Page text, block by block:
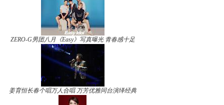
ZERO-G男团八月《Easy》写真曝光 青春感十足
姜育恒长春个唱万人合唱 万芳优雅同台演绎经典